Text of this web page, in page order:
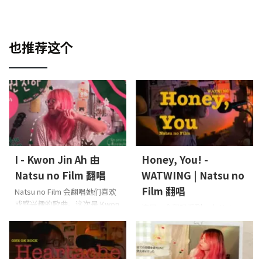
也推荐这个
I - Kwon Jin Ah 由
Natsu no Film 翻唱
Natsu no Film 会翻唱她们喜欢
或感兴趣的歌曲。这次是 Kwon
no Film
Honey, You! -
WATWING | Natsu no
Film 翻唱
no Film 的主唱 Leon 演唱她喜
爱的歌曲或最近吸引她注意的
歌曲，并在她的卧室中直接录
制完成。这次她翻唱的是